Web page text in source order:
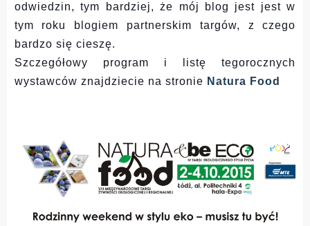
odwiedzin, tym bardziej, że mój blog jest jest w
tym roku blogiem partnerskim targów, z czego
bardzo się cieszę.
Szczegółowy program i listę tegorocznych
wystawców znajdziecie na stronie Natura Food